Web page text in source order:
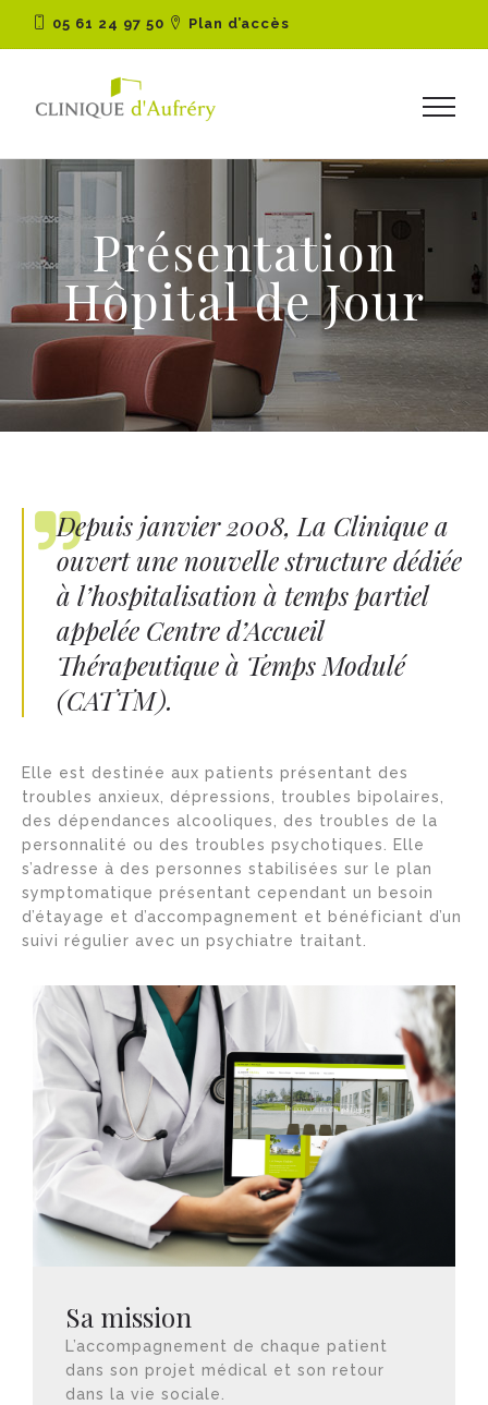
05 61 24 97 50 Plan d’accès
Présentation
Hôpital de Jour
Depuis janvier 2008, La Clinique a
ouvert une nouvelle structure dédiée
à l’hospitalisation à temps partiel
appelée Centre d’Accueil
Thérapeutique à Temps Modulé
(CATTM).
Elle est destinée aux patients présentant des
troubles anxieux, dépressions, troubles bipolaires,
des dépendances alcooliques, des troubles de la
personnalité ou des troubles psychotiques. Elle
s’adresse à des personnes stabilisées sur le plan
symptomatique présentant cependant un besoin
d’étayage et d’accompagnement et bénéficiant d’un
suivi régulier avec un psychiatre traitant.
Sa mission
L’accompagnement de chaque patient
dans son projet médical et son retour
dans la vie sociale.